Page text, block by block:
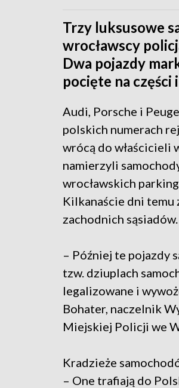
Trzy luksusowe
wrocławscy
Dwa pojazdy
pocięte na części
Audi, Porsche i
polskich numerach
wrócą do właścicieli
namierzyli
wrocławskich
Kilkanaście dni temu
zachodnich sąsiadów.
– Później te pojazdy
tzw. dziuplach
legalizowane i
Bohater, naczelnik
Miejskiej Policji we
Kradzieże
– One trafiają do